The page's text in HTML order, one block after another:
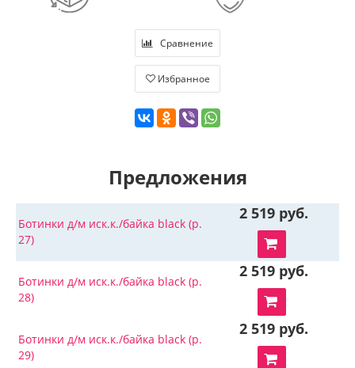
Сравнение
Избранное
Предложения
Ботинки д/м иск.к./байка black (р.
27)
2 519 руб.
Ботинки д/м иск.к./байка black (р.
28)
2 519 руб.
Ботинки д/м иск.к./байка black (р.
29)
2 519 руб.